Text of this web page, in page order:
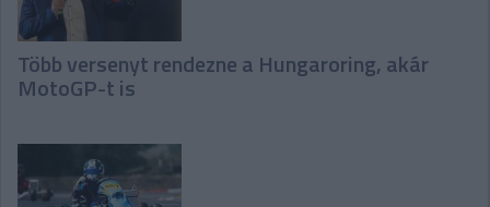
Több versenyt rendezne a Hungaroring, akár
MotoGP-t is